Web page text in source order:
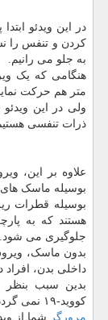
در این ویدئو
کردن و تنفس را
به جلو می رانیم.
هنگامی که یک
متر هم حرکت
ولی در این
ذرات تنفسی
علاوه بر این،
بوسیله ماسک های
بوسیله قطرات
هستند که به
جلوگیری می شود.
بدون ماسک،
داخلی بدن، افراد
بدین سبب بنظر
کووید-۱۹ نمی گردد ولی تنها راه برای جلوگیری از انتقال است.
مرورگر
شما از